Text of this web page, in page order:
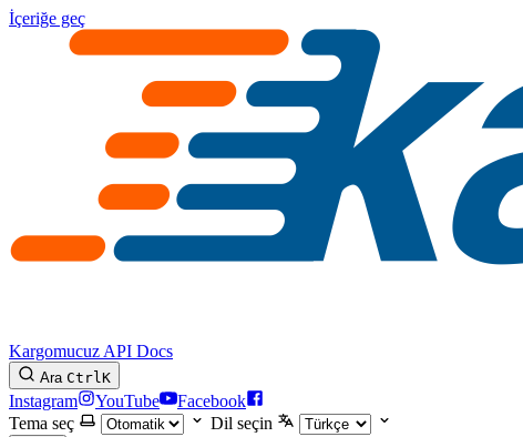
İçeriğe geç
Kargomucuz API Docs
Ara CtrlK
Instagram YouTube
Facebook
Tema seç
Dil seçin